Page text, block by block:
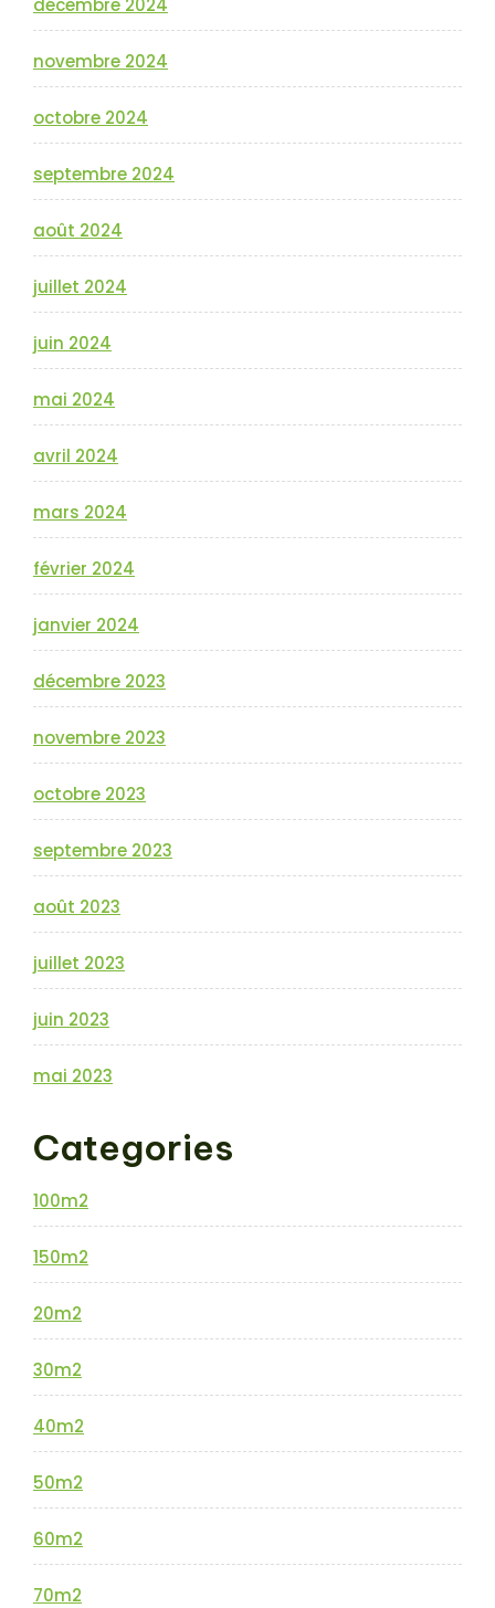
novembre 2024
octobre 2024
septembre 2024
août 2024
juillet 2024
juin 2024
mai 2024
avril 2024
mars 2024
février 2024
janvier 2024
décembre 2023
novembre 2023
octobre 2023
septembre 2023
août 2023
juillet 2023
juin 2023
mai 2023
Categories
100m2
150m2
20m2
30m2
40m2
50m2
60m2
70m2